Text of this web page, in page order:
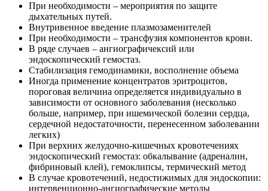
При необходимости – мероприятия по защите
дыхательных путей.
Внутривенное введение плазмозаменителей
При необходимости – трансфузия компонентов крови.
В ряде случаев – ангиографичексий или
эндоскопический гемостаз.
Стабилизация гемодинамики, восполнение объема
Иногда применение концентратов эритроцитов,
пороговая величина определяется индивидуально в
зависимости от основного заболевания (несколько
больше, например, при ишемической болезни сердца,
сердечной недостаточности, перенесенном заболевании
легких)
При верхних желудочно-кишечных кровотечениях
эндоскопический гемостаз: обкалывание (адреналин,
фибриновый клей), гемоклипсы, термический метод
В случае кровотечений, недостижимых для эндоскопии:
интервенционно-ангиографические методы